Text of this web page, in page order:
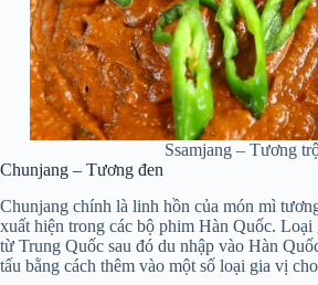
Ssamjang – Tương
Chunjang – Tương đen
Chunjang chính là linh hồn của món mì
xuất hiện trong các bộ phim Hàn Quốc.
từ Trung Quốc sau đó du nhập vào Hàn
tấu bằng cách thêm vào một số loại gia vị